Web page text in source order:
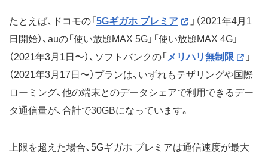
たとえば、ドコモの「 5Gギガホ プレミア
」（2021年4月1
日開始）、auの「使い放題MAX 5G」「使い放題MAX 4G」
（2021年3月1日〜）、ソフトバンクの「 メリハリ無制限
」
（2021年3月17日〜）プランは、いずれもテザリングや国際
ローミング、他の端末とのデータシェアで利用できるデー
タ通信量が、合計で30GBになっています。
上限を超えた場合、5Gギガホ プレミアは通信速度が最大